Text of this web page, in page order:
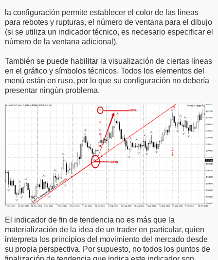
la configuración permite establecer el color de las líneas
para rebotes y rupturas, el número de ventana para el dibujo
(si se utiliza un indicador técnico, es necesario especificar el
número de la ventana adicional).
También se puede habilitar la visualización de ciertas líneas
en el gráfico y símbolos técnicos. Todos los elementos del
menú están en ruso, por lo que su configuración no debería
presentar ningún problema.
El indicador de fin de tendencia no es más que la
materialización de la idea de un trader en particular, quien
interpreta los principios del movimiento del mercado desde
su propia perspectiva. Por supuesto, no todos los puntos de